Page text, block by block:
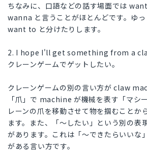
ちなみに、口語などの話す場面では
wanna と言うことがほとんどです。ゆ
want to と分けたりします。
2. I hope I'll get something from a
クレーンゲームでゲットしたい。
クレーンゲームの別の言い方が claw
「爪」で machine が機械を表す「マシ
レーンの爪を移動させて物を掴むことか
ます。また、「～したい」という別の表
があります。これは「～できたらいいな
がある言い方です。